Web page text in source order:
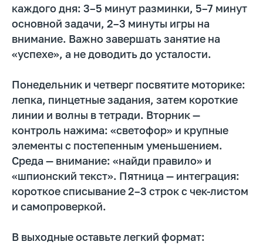
каждого дня: 3–5 минут разминки, 5–7 минут
основной задачи, 2–3 минуты игры на
внимание. Важно завершать занятие на
«успехе», а не доводить до усталости.
Понедельник и четверг посвятите моторике:
лепка, пинцетные задания, затем короткие
линии и волны в тетради. Вторник —
контроль нажима: «светофор» и крупные
элементы с постепенным уменьшением.
Среда — внимание: «найди правило» и
«шпионский текст». Пятница — интеграция:
короткое списывание 2–3 строк с чек-листом
и самопроверкой.
В выходные оставьте легкий формат:
Политика конфиденциальности
Положение о проведении акции
Реферальная программа
Наши методисты
Материнский капитал
Вакансии
Структура и органы
Организация и осуществление образовательной
Сайт Минобрнауки России
Сайт Минпросвещения России
Публичная оферта